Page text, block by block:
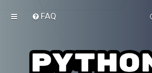
FAQ